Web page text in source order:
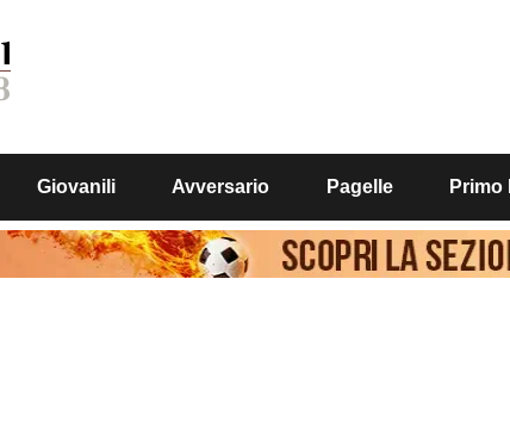
Giovanili Avversario Pagelle Primo